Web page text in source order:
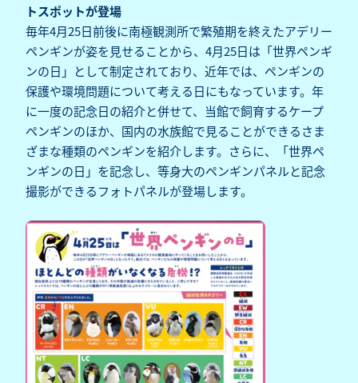
トスポットが登場
毎年4月25日前後に南極観測所で繁殖期を終えたアデリー
ペンギンが姿を見せることから、4月25日は「世界ペンギ
ンの日」として制定されており、近年では、ペンギンの
保護や環境問題について考える日にもなっています。年
に一度の記念日の紹介と併せて、当館で飼育するケープ
ペンギンのほか、国内の水族館で見ることができるさま
ざまな種類のペンギンを紹介します。さらに、「世界ペ
ンギンの日」を記念し、等身大のペンギンパネルと記念
撮影ができるフォトパネルが登場します。